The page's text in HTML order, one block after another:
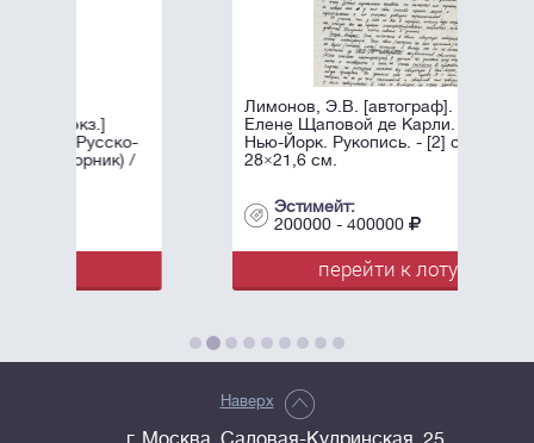
Лимонов, Э.В. [автограф]. Письмо к
Елене Щаповой де Карли. 1980.
Нью-Йорк. Рукопись. - [2] с.;
28×21,6 см.
200000 - 400000
перейти к лоту
Наверх